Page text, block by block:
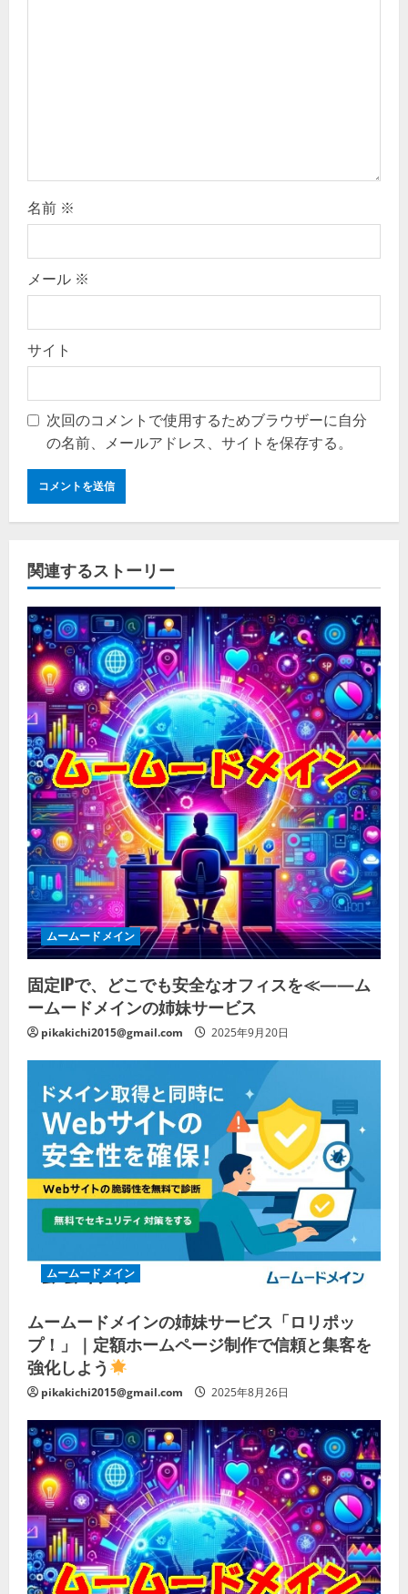
名前 ※
メール ※
サイト
次回のコメントで使用するためブラウザーに自分
の名前、メールアドレス、サイトを保存する。
関連するストーリー
ムームードメイン
固定IPで、どこでも安全なオフィスを≪——ム
ームードメインの姉妹サービス
pikakichi2015@gmail.com 2025年9月20日
ムームードメイン
ムームードメインの姉妹サービス「ロリポッ
プ！」｜定額ホームページ制作で信頼と集客を
強化しよう
pikakichi2015@gmail.com 2025年8月26日